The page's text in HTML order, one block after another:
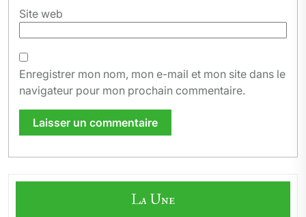
Site web
Enregistrer mon nom, mon e-mail et mon site dans le
navigateur pour mon prochain commentaire.
La Une